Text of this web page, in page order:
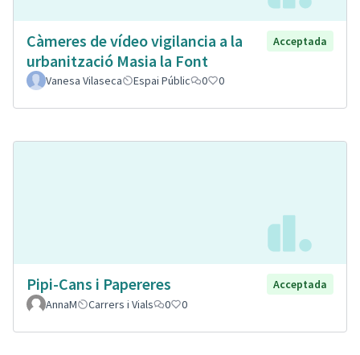
Càmeres de vídeo vigilancia a la
urbanització Masia la Font
Acceptada
Vanesa Vilaseca Espai Públic 0 0
Pipi-Cans i Papereres
Acceptada
AnnaM
Carrers i Vials 0 0